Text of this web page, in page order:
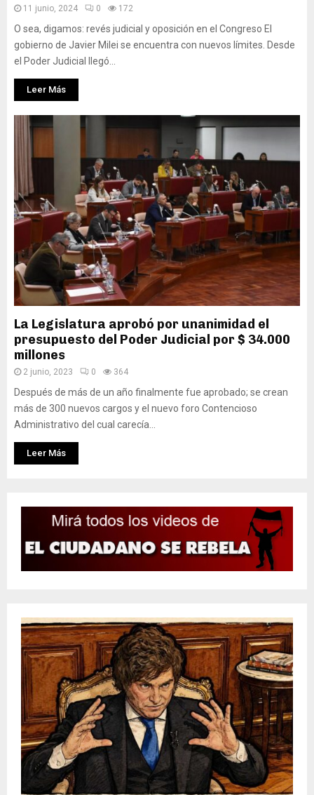
11 junio, 2024 0 172
O sea, digamos: revés judicial y oposición en el Congreso El
gobierno de Javier Milei se encuentra con nuevos límites. Desde
el Poder Judicial llegó...
Leer Más
La Legislatura aprobó por unanimidad el
presupuesto del Poder Judicial por $ 34.000
millones
2 junio, 2023 0 364
Después de más de un año finalmente fue aprobado; se crean
más de 300 nuevos cargos y el nuevo foro Contencioso
Administrativo del cual carecía...
Leer Más